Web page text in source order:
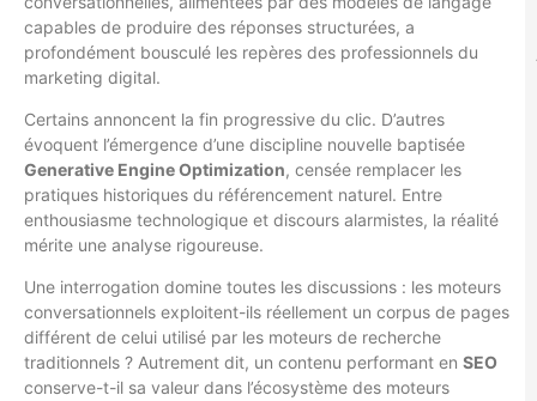
capables de produire des réponses structurées, a
profondément bousculé les repères des professionnels du
marketing digital.
Certains annoncent la fin progressive du clic. D’autres
évoquent l’émergence d’une discipline nouvelle baptisée
Generative Engine Optimization, censée remplacer les
pratiques historiques du référencement naturel. Entre
enthousiasme technologique et discours alarmistes, la réalité
mérite une analyse rigoureuse.
Une interrogation domine toutes les discussions : les moteurs
conversationnels exploitent-ils réellement un corpus de pages
différent de celui utilisé par les moteurs de recherche
traditionnels ? Autrement dit, un contenu performant en SEO
conserve-t-il sa valeur dans l’écosystème des moteurs